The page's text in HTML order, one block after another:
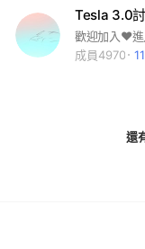
歡迎加入❤️進
成員4970
還